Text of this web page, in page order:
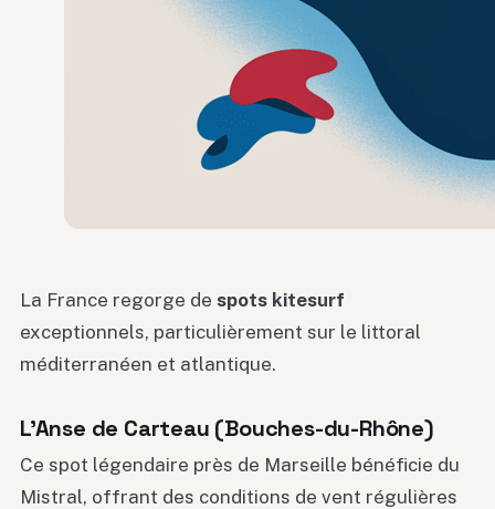
La France regorge de spots kitesurf
exceptionnels, particulièrement sur le littoral
méditerranéen et atlantique.
L’Anse de Carteau (Bouches-du-Rhône)
Ce spot légendaire près de Marseille bénéficie du
Mistral, offrant des conditions de vent régulières